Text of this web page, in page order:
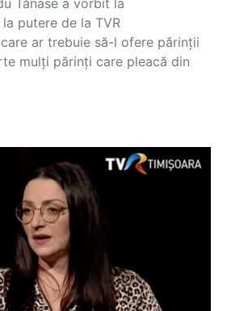
Tănase a vorbit la
putere de la TVR
ar trebuie să-l ofere părinții
mulți părinți care pleacă din